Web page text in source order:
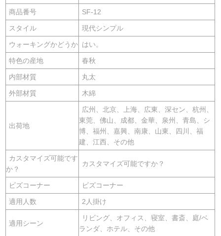
商品番号 SF-12
スタイル 現代シンプル
ウォーキングかどうか はい。
特色の産地 春秋
内部材質 丸太
外部材質 木綿
出荷地
広州、北京、上海、広東、深セン、杭州、
東莞、佛山、成都、金華、泉州、青島、シ
博、福州、嘉興、南康、山東、四川、福
建、江西、その他
カスタマイズ可能です
か？
カスタマイズ可能ですか？
ビズコーナー ビズコーナー
適用人数 2人掛け
適用シーン
リビング、オフィス、寝室、書斎、庭/ベ
ランダ、ホテル、その他